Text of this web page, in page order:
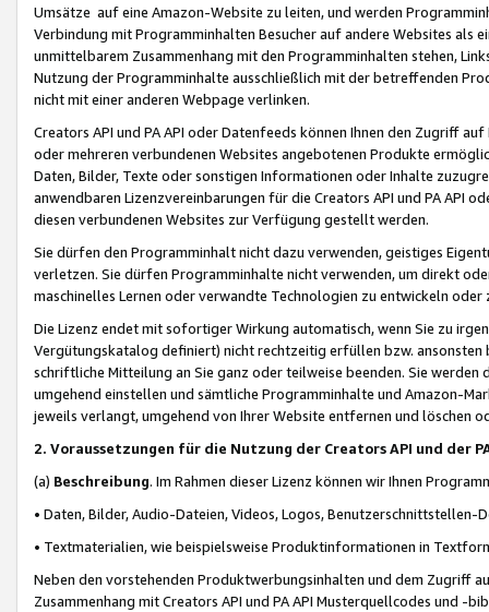
Umsätze auf eine Amazon-Website zu leiten, und werden
Verbindung mit Programminhalten Besucher auf andere Websites als
unmittelbarem Zusammenhang mit den Programminhalten stehen,
Nutzung der Programminhalte ausschließlich mit der betreffenden
nicht mit einer anderen Webpage verlinken.
Creators API und PA API oder Datenfeeds können Ihnen den Zugriff
oder mehreren verbundenen Websites angebotenen Produkte
Daten, Bilder, Texte oder sonstigen Informationen oder Inhalte
anwendbaren Lizenzvereinbarungen für die Creators API und PA API
diesen verbundenen Websites zur Verfügung gestellt werden.
Sie dürfen den Programminhalt nicht dazu verwenden, geistiges
verletzen. Sie dürfen Programminhalte nicht verwenden, um direkt
maschinelles Lernen oder verwandte Technologien zu entwickeln
Die Lizenz endet mit sofortiger Wirkung automatisch, wenn Sie zu
Vergütungskatalog definiert) nicht rechtzeitig erfüllen bzw. ansonsten
schriftliche Mitteilung an Sie ganz oder teilweise beenden. Sie werden
umgehend einstellen und sämtliche Programminhalte und Amazon-
jeweils verlangt, umgehend von Ihrer Website entfernen und löschen
2. Voraussetzungen für die Nutzung der Creators API und der
(a) Beschreibung. Im Rahmen dieser Lizenz können wir Ihnen
• Daten, Bilder, Audio-Dateien, Videos, Logos, Benutzerschnittstellen-
• Textmaterialien, wie beispielsweise Produktinformationen in
Neben den vorstehenden Produktwerbungsinhalten und dem Zugriff
Zusammenhang mit Creators API und PA API Musterquellcodes und